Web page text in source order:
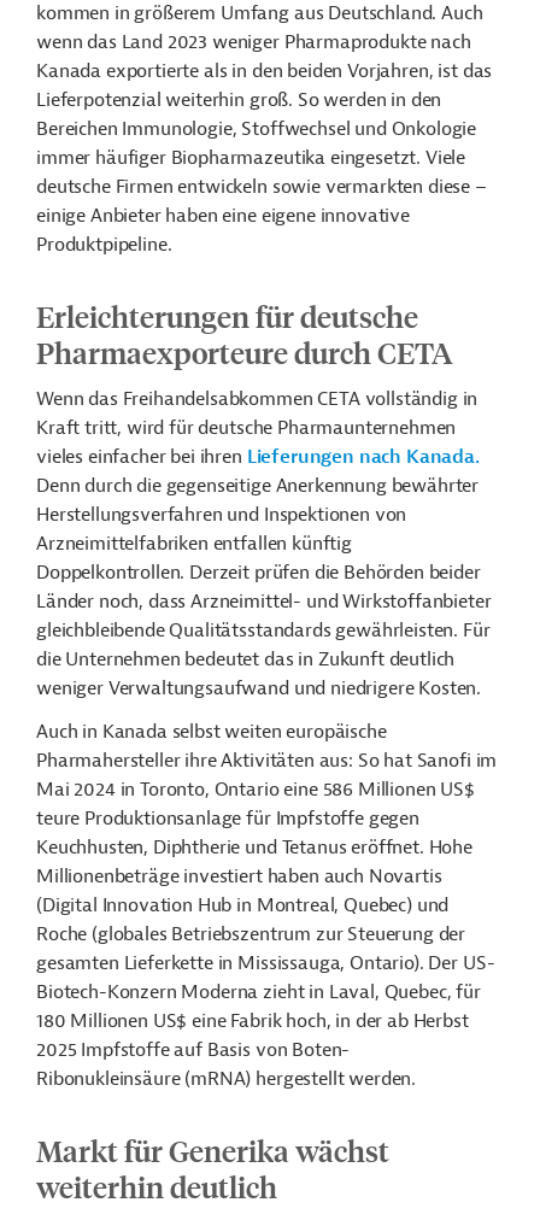
kommen in größerem Umfang aus Deutschland. Auch
wenn das Land 2023 weniger Pharmaprodukte nach
Kanada exportierte als in den beiden Vorjahren, ist das
Lieferpotenzial weiterhin groß. So werden in den
Bereichen Immunologie, Stoffwechsel und Onkologie
immer häufiger Biopharmazeutika eingesetzt. Viele
deutsche Firmen entwickeln sowie vermarkten diese –
einige Anbieter haben eine eigene innovative
Produktpipeline.
Erleichterungen für deutsche
Pharmaexporteure durch CETA
Wenn das Freihandelsabkommen CETA vollständig in
Kraft tritt, wird für deutsche Pharmaunternehmen
vieles einfacher bei ihren Lieferungen nach Kanada.
Denn durch die gegenseitige Anerkennung bewährter
Herstellungsverfahren und Inspektionen von
Arzneimittelfabriken entfallen künftig
Doppelkontrollen. Derzeit prüfen die Behörden beider
Länder noch, dass Arzneimittel- und Wirkstoffanbieter
gleichbleibende Qualitätsstandards gewährleisten. Für
die Unternehmen bedeutet das in Zukunft deutlich
weniger Verwaltungsaufwand und niedrigere Kosten.
Auch in Kanada selbst weiten europäische
Pharmahersteller ihre Aktivitäten aus: So hat Sanofi im
Mai 2024 in Toronto, Ontario eine 586 Millionen US$
teure Produktionsanlage für Impfstoffe gegen
Keuchhusten, Diphtherie und Tetanus eröffnet. Hohe
Millionenbeträge investiert haben auch Novartis
(Digital Innovation Hub in Montreal, Quebec) und
Roche (globales Betriebszentrum zur Steuerung der
gesamten Lieferkette in Mississauga, Ontario). Der US-
Biotech-Konzern Moderna zieht in Laval, Quebec, für
180 Millionen US$ eine Fabrik hoch, in der ab Herbst
2025 Impfstoffe auf Basis von Boten-
Ribonukleinsäure (mRNA) hergestellt werden.
Markt für Generika wächst
weiterhin deutlich